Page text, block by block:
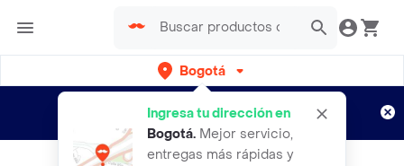
Bogotá
Ingresa tu dirección en
Bogotá. Mejor servicio,
entregas más rápidas y
envíos gratis por semanas
Aplican TyC